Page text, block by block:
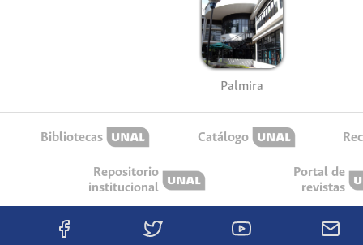
Palmira
Bibliotecas Catálogo
Repositorio
institucional
Portal de
revistas